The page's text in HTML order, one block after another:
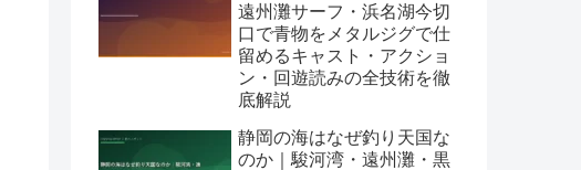
遠州灘サーフ・浜名湖今切
口で青物をメタルジグで仕
留めるキャスト・アクショ
ン・回遊読みの全技術を徹
底解説
静岡の海はなぜ釣り天国な
のか｜駿河湾・遠州灘・黒